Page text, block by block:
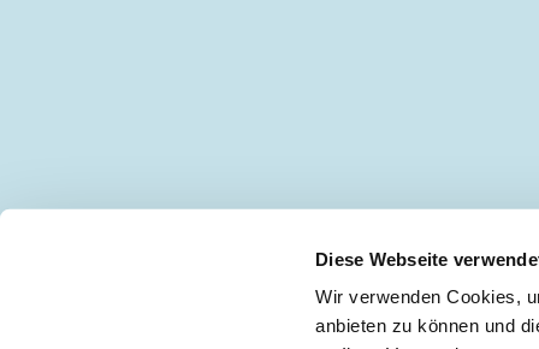
Diese Webseite
Wir verwenden Cookies,
anbieten zu können und